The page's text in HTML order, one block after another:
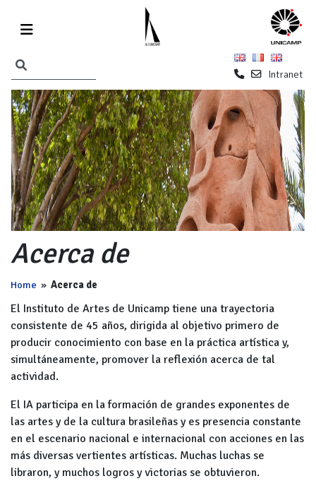
Intranet
Acerca de
Home » Acerca de
El Instituto de Artes de Unicamp tiene una trayectoria
consistente de 45 años, dirigida al objetivo primero de
producir conocimiento con base en la práctica artística y,
simultáneamente, promover la reflexión acerca de tal
actividad.
El IA participa en la formación de grandes exponentes de
las artes y de la cultura brasileñas y es presencia constante
en el escenario nacional e internacional con acciones en las
más diversas vertientes artísticas. Muchas luchas se
libraron, y muchos logros y victorias se obtuvieron.